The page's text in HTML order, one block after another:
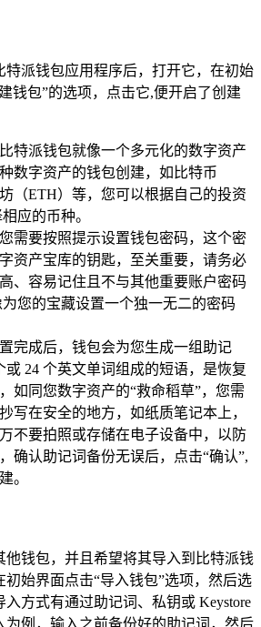
特派钱包应用程序后，打开它，在初始
钱包”的选项，点击它,便开启了创建
特派钱包就像一个多元化的数字资产
数字资产的钱包创建，如比特币
（ETH）等，您可以根据自己的投资
应的币种。
需要按照提示设置钱包密码，这个密
资产宝库的钥匙，至关重要，请务必
、容易记住且不与其他重要账户密码
您的宝藏设置一个独一无二的密码
完成后，钱包会为您生成一组助记
或 24 个英文单词组成的短语，是恢复
如同您数字资产的“救命稻草”，您需
写在安全的地方，如纸质笔记本上，
不要拍照或存储在电子设备中，以防
确认助记词备份无误后，点击“确认”,
。
他钱包，并且希望将其导入到比特派钱
始界面点击“导入钱包”选项，然后选
方式有通过助记词、私钥或 Keystore